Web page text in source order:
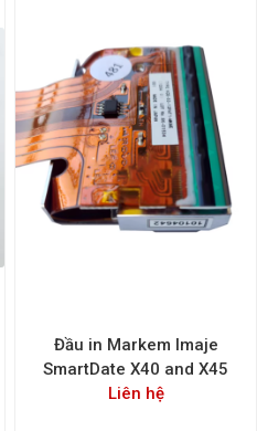
Đầu in Markem Imaje
SmartDate X40 and X45
Liên hệ